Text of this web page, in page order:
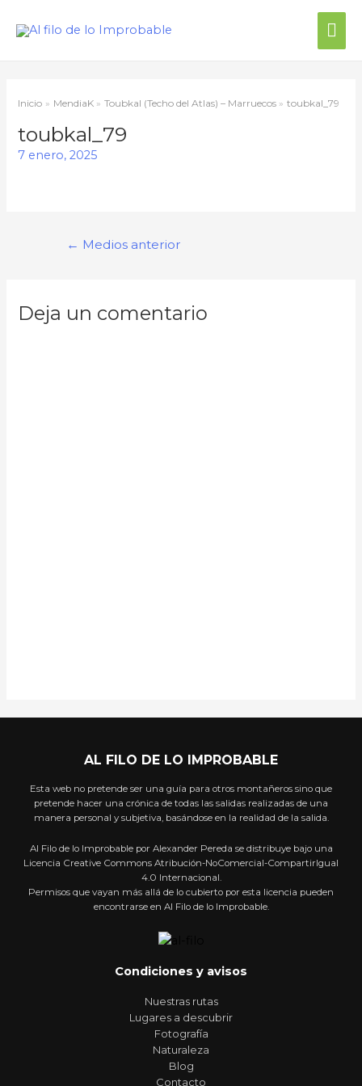
Inicio MendiaK Toubkal (Techo del Atlas) – Marruecos toubkal_79
toubkal_79
7 enero, 2025
Navegación
← Medios anterior
Deja un comentario
AL FILO DE LO IMPROBABLE
Esta web no pretende ser una guía para otros montañeros sino que
pretende hacer una crónica de todas las salidas realizadas de una
manera personal y subjetiva, basándose en la realidad de la salida.
Al Filo de lo Improbable por Alexander Pereda se distribuye bajo una
Licencia Creative Commons Atribución-NoComercial-CompartirIgual
4.0 Internacional.
Permisos que vayan más allá de lo cubierto por esta licencia pueden
encontrarse en Al Filo de lo Improbable.
Condiciones y avisos
Nuestras rutas
Lugares a descubrir
Fotografía
Naturaleza
Blog
Contacto